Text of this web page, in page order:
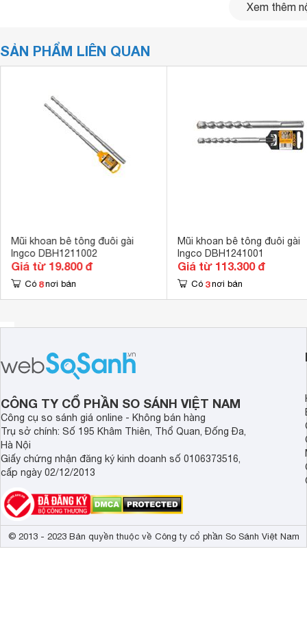
Mũi khoan bê tông đuôi gài 18x210mm INGCO
máy khoankhác nhau. Sản phẩm được làm từ kim loại
tác động ngoại lực. Mũi khoan bê tông đuôi gài
cửa sẽ trở nên dễ dàng hơn bao giờ hết.
Xem thêm
SẢN PHẨM LIÊN QUAN
Mũi khoan bê tông đuôi gài
Ingco DBH1211002
Giá từ 19.800 đ
Có 8 nơi bán
Mũi khoan bê tông đuôi gài
Ingco DBH1241001
Giá từ 113.300 đ
Có 3 nơi bán
CÔNG TY CỔ PHẦN SO SÁNH VIỆT NAM
Công cụ so sánh giá online - Không bán hàng
Trụ sở chính: Số 195 Khâm Thiên, Thổ Quan, Đống Đa,
Hà Nội
Giấy chứng nhận đăng ký kinh doanh số 0106373516,
cấp ngày 02/12/2013
© 2013 - 2023 Bản quyền thuộc về Công ty cổ phần So Sánh Việt Nam